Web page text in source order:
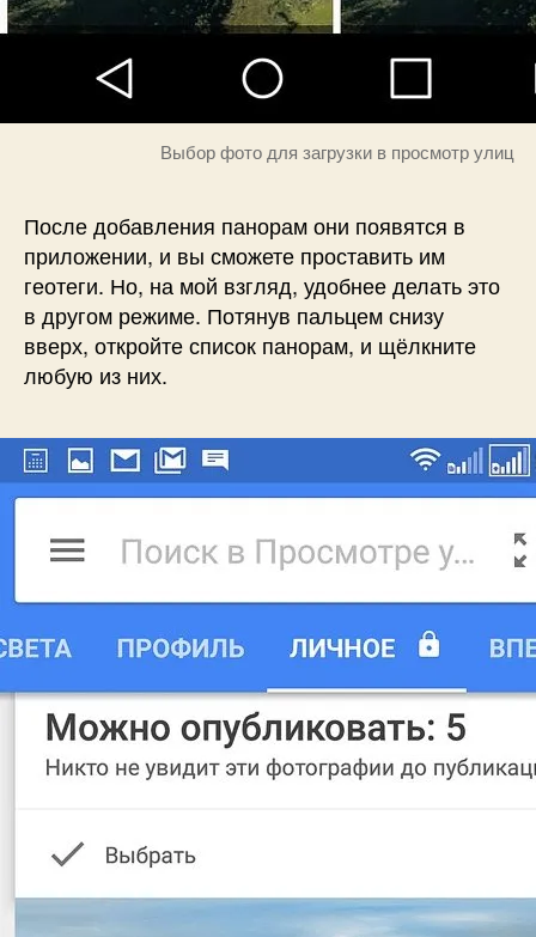
Выбор фото для загрузки в просмотр улиц
После добавления панорам они появятся в
приложении, и вы сможете проставить им
геотеги. Но, на мой взгляд, удобнее делать это
в другом режиме. Потянув пальцем снизу
вверх, откройте список панорам, и щёлкните
любую из них.